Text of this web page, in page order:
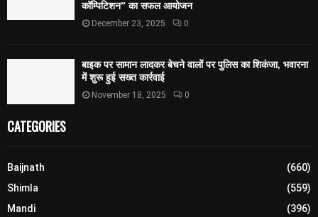
कॉम्पिटिशन” का सफल आयोजन
December 23, 2025 0
बाइक पर सामान लादकर बेचने वालों पर पुलिस का शिकंजा, भवारना
में शुरू हुई सख्त कार्रवाई
November 18, 2025 0
CATEGORIES
Baijnath
(660)
Shimla
(559)
Mandi
(396)